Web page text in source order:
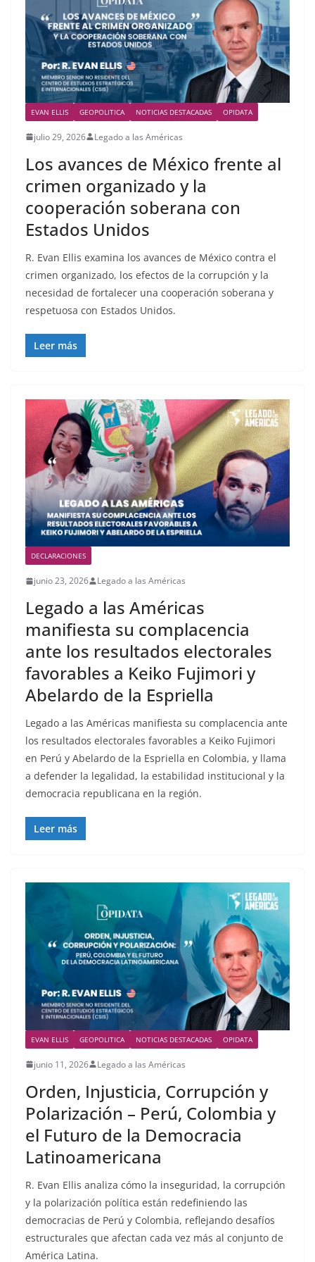
EVAN ELLIS GEOPOLITICA NOTICIAS DESTACADAS OPIDATA
julio 29, 2026 Legado a las Américas
Los avances de México frente al
crimen organizado y la
cooperación soberana con
Estados Unidos
R. Evan Ellis examina los avances de México contra el
crimen organizado, los efectos de la corrupción y la
necesidad de fortalecer una cooperación soberana y
respetuosa con Estados Unidos.
Leer más
DECLARACIONES
junio 23, 2026 Legado a las Américas
Legado a las Américas
manifiesta su complacencia
ante los resultados electorales
favorables a Keiko Fujimori y
Abelardo de la Espriella
Legado a las Américas manifiesta su complacencia ante
los resultados electorales favorables a Keiko Fujimori
en Perú y Abelardo de la Espriella en Colombia, y llama
a defender la legalidad, la estabilidad institucional y la
democracia republicana en la región.
Leer más
EVAN ELLIS GEOPOLITICA NOTICIAS DESTACADAS OPIDATA
junio 11, 2026 Legado a las Américas
Orden, Injusticia, Corrupción y
Polarización – Perú, Colombia y
el Futuro de la Democracia
Latinoamericana
R. Evan Ellis analiza cómo la inseguridad, la corrupción
y la polarización política están redefiniendo las
democracias de Perú y Colombia, reflejando desafíos
estructurales que afectan cada vez más al conjunto de
América Latina.